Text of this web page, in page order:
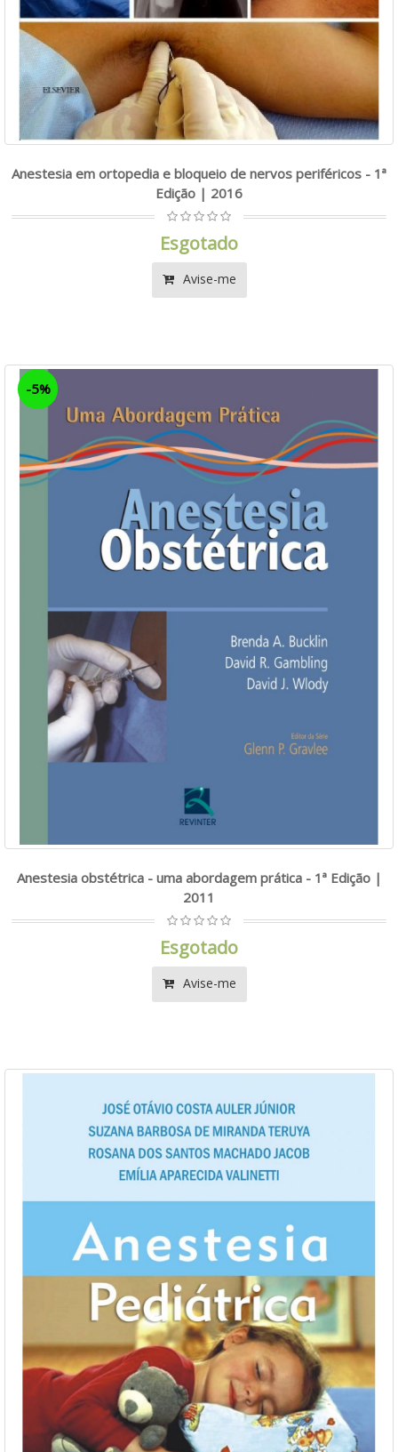
Anestesia em ortopedia e bloqueio de nervos periféricos - 1ª
Edição | 2016
Esgotado
Avise-me
-5%
Anestesia obstétrica - uma abordagem prática - 1ª Edição |
2011
Esgotado
Avise-me